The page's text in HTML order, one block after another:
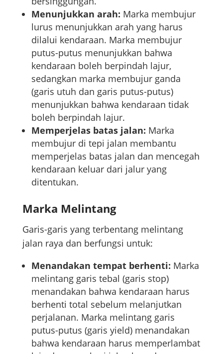
Menunjukkan arah: Marka membujur
lurus menunjukkan arah yang harus
dilalui kendaraan. Marka membujur
putus-putus menunjukkan bahwa
kendaraan boleh berpindah lajur,
sedangkan marka membujur ganda
(garis utuh dan garis putus-putus)
menunjukkan bahwa kendaraan tidak
boleh berpindah lajur.
Memperjelas batas jalan: Marka
membujur di tepi jalan membantu
memperjelas batas jalan dan mencegah
kendaraan keluar dari jalur yang
ditentukan.
Marka Melintang
Garis-garis yang terbentang melintang
jalan raya dan berfungsi untuk:
Menandakan tempat berhenti: Marka
melintang garis tebal (garis stop)
menandakan bahwa kendaraan harus
berhenti total sebelum melanjutkan
perjalanan. Marka melintang garis
putus-putus (garis yield) menandakan
bahwa kendaraan harus memperlambat